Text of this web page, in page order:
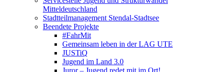
Mitteldeutschland
Stadtteilmanagement Stendal-Stadtsee
Beendete Projekte
#FahrMit
Gemeinsam leben in der LAG UTE
JUSTiQ
Jugend im Land 3.0
Juror – Jugend redet mit im Ort!